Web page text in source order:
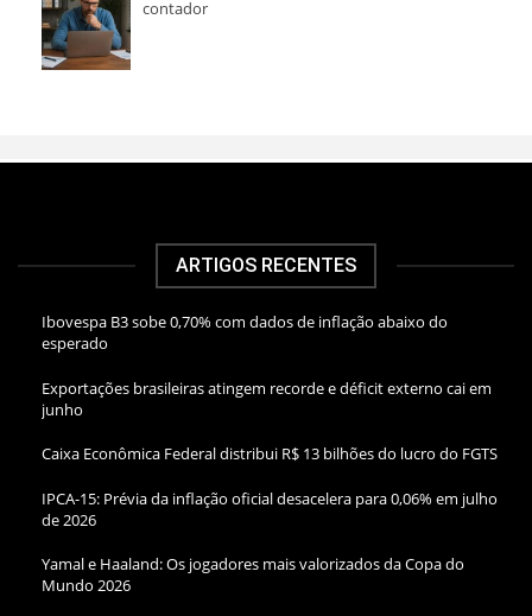
contador
ARTIGOS RECENTES
Ibovespa B3 sobe 0,70% com dados de inflação abaixo do
esperado
Exportações brasileiras atingem recorde e déficit externo cai em
junho
Caixa Econômica Federal distribui R$ 13 bilhões do lucro do FGTS
IPCA-15: Prévia da inflação oficial desacelera para 0,06% em julho
de 2026
Yamal e Haaland: Os jogadores mais valorizados da Copa do
Mundo 2026